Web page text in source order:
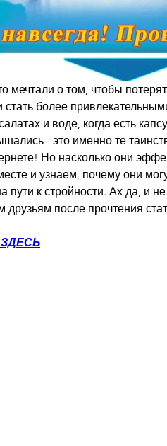
мечтали о том, чтобы
стать более
и воде, когда есть
- это именно те
Но насколько они
и узнаем, почему они
к стройности. Ах да, и не
друзьям после прочтения